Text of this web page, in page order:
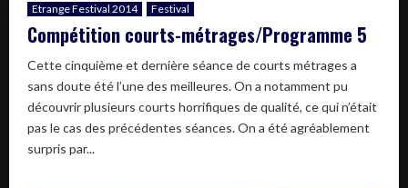
Etrange Festival 2014 Festival
Compétition courts-métrages/Programme 5
Cette cinquième et dernière séance de courts métrages a
sans doute été l’une des meilleures. On a notamment pu
découvrir plusieurs courts horrifiques de qualité, ce qui n’était
pas le cas des précédentes séances. On a été agréablement
surpris par...